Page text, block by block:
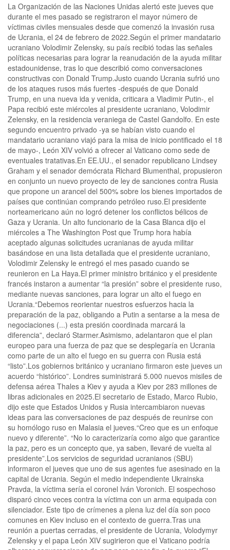
La Organización de las Naciones Unidas alertó este jueves que
durante el mes pasado se registraron el mayor número de
víctimas civiles mensuales desde que comenzó la invasión rusa
de Ucrania, el 24 de febrero de 2022.Según el primer mandatario
ucraniano Volodimir Zelensky, su país recibió todas las señales
políticas necesarias para lograr la reanudación de la ayuda militar
estadounidense, tras lo que describió como conversaciones
constructivas con Donald Trump.Justo cuando Ucrania sufrió uno
de los ataques rusos más fuertes -después de que Donald
Trump, en una nueva ida y venida, criticara a Vladimir Putin-, el
Papa recibió este miércoles al presidente ucraniano, Volodimir
Zelensky, en la residencia veraniega de Castel Gandolfo. En este
segundo encuentro privado -ya se habían visto cuando el
mandatario ucraniano viajó para la misa de inicio pontificado el 18
de mayo-, León XIV volvió a ofrecer al Vaticano como sede de
eventuales tratativas.En EE.UU., el senador republicano Lindsey
Graham y el senador demócrata Richard Blumenthal, propusieron
en conjunto un nuevo proyecto de ley de sanciones contra Rusia
que propone un arancel del 500% sobre los bienes importados de
países que continúan comprando petróleo ruso.El presidente
norteamericano aún no logró detener los conflictos bélicos de
Gaza y Ucrania. Un alto funcionario de la Casa Blanca dijo el
miércoles a The Washington Post que Trump hora había
aceptado algunas solicitudes ucranianas de ayuda militar
basándose en una lista detallada que el presidente ucraniano,
Volodimir Zelensky le entregó el mes pasado cuando se
reunieron en La Haya.El primer ministro británico y el presidente
francés instaron a aumentar “la presión” sobre el presidente ruso,
mediante nuevas sanciones, para lograr un alto el fuego en
Ucrania.“Debemos reorientar nuestros esfuerzos hacia la
preparación de la paz, obligando a Putin a sentarse a la mesa de
negociaciones (...) esta presión coordinada marcará la
diferencia”, declaró Starmer.Asimismo, adelantaron que el plan
europeo para una fuerza de paz que se desplegaría en Ucrania
como parte de un alto el fuego en su guerra con Rusia está
“listo”.Los gobiernos británico y ucraniano firmaron este jueves un
acuerdo “histórico”. Londres suministrará 5.000 nuevos misiles de
defensa aérea Thales a Kiev y ayuda a Kiev por 283 millones de
libras adicionales en 2025.El secretario de Estado, Marco Rubio,
dijo este que Estados Unidos y Rusia intercambiaron nuevas
ideas para las conversaciones de paz después de reunirse con
su homólogo ruso en Malasia el jueves.“Creo que es un enfoque
nuevo y diferente”. “No lo caracterizaría como algo que garantice
la paz, pero es un concepto que, ya saben, llevaré de vuelta al
presidente”.Los servicios de seguridad ucranianos (SBU)
informaron el jueves que uno de sus agentes fue asesinado en la
capital de Ucrania. Según el medio independiente Ukrainska
Pravda, la víctima sería el coronel Iván Voronich. El sospechoso
disparó cinco veces contra la víctima con un arma equipada con
silenciador. Este tipo de crímenes a plena luz del día son poco
comunes en Kiev incluso en el contexto de guerra.Tras una
reunión a puertas cerradas, el presidente de Ucrania, Volodymyr
Zelensky y el papa León XIV sugirieron que el Vaticano podría